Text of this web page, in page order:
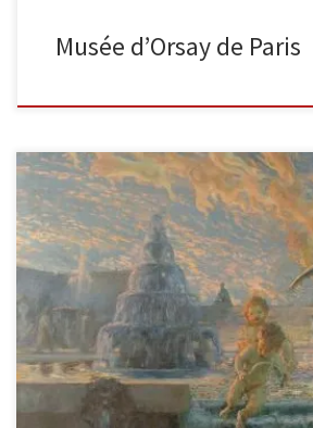
Musée d’Orsay de Paris
Voici une des plus belles collections des
Touche conservée en France parmi les
[…]